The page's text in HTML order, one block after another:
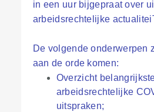
in een uur bijgepraat over
arbeidsrechtelijke
De volgende onderwerpen
aan de orde komen:
Overzicht
arbeidsrechtelijke
uitspraken;